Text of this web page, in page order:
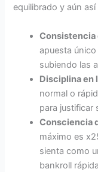
equilibrado y aún
Consistencia
apuesta
subiendo las
Disciplina en
normal o
para justificar
Consciencia
máximo es
sienta como
bankroll